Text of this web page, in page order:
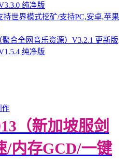
纯净版
世界模式挖矿/支持PC,安卓,苹果
合全网音乐资源）V3.2.1 更新版
纯净版
作
（新加坡服剑
/内存GCD/一键